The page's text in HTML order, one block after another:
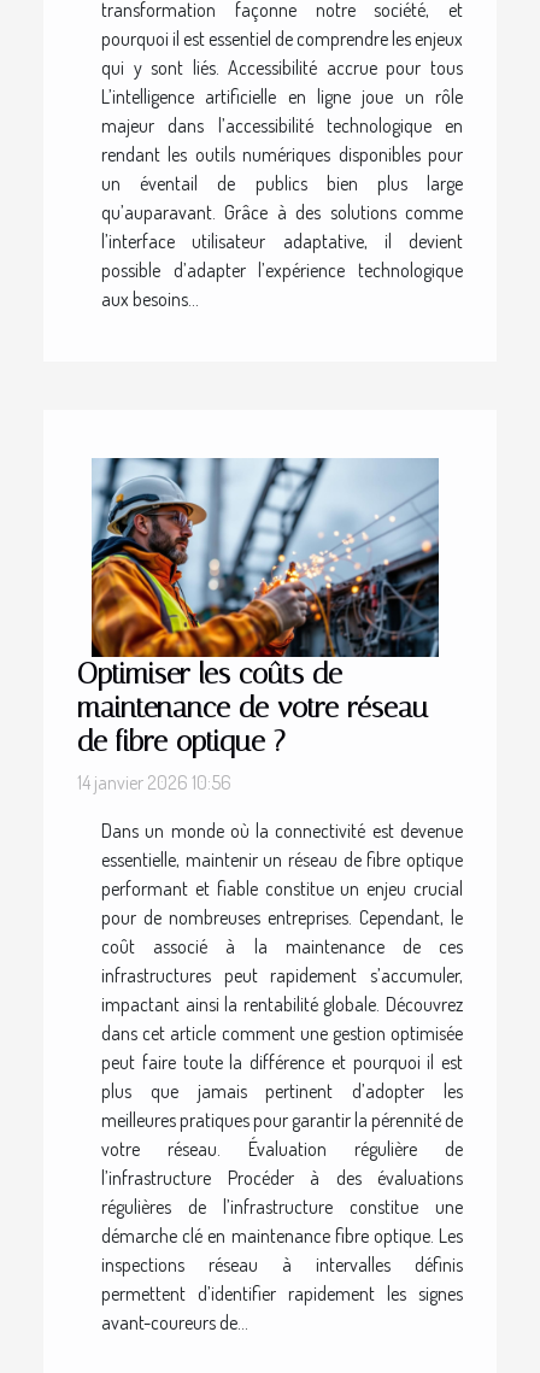
transformation façonne notre société, et
pourquoi il est essentiel de comprendre les enjeux
qui y sont liés. Accessibilité accrue pour tous
L’intelligence artificielle en ligne joue un rôle
majeur dans l’accessibilité technologique en
rendant les outils numériques disponibles pour
un éventail de publics bien plus large
qu’auparavant. Grâce à des solutions comme
l’interface utilisateur adaptative, il devient
possible d’adapter l’expérience technologique
aux besoins...
Optimiser les coûts de
maintenance de votre réseau
de fibre optique ?
14 janvier 2026 10:56
Dans un monde où la connectivité est devenue
essentielle, maintenir un réseau de fibre optique
performant et fiable constitue un enjeu crucial
pour de nombreuses entreprises. Cependant, le
coût associé à la maintenance de ces
infrastructures peut rapidement s’accumuler,
impactant ainsi la rentabilité globale. Découvrez
dans cet article comment une gestion optimisée
peut faire toute la différence et pourquoi il est
plus que jamais pertinent d’adopter les
meilleures pratiques pour garantir la pérennité de
votre réseau. Évaluation régulière de
l’infrastructure Procéder à des évaluations
régulières de l’infrastructure constitue une
démarche clé en maintenance fibre optique. Les
inspections réseau à intervalles définis
permettent d’identifier rapidement les signes
avant-coureurs de...